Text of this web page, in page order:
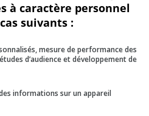
au palais de justice de
est attendue
à caractère personnel
suivants :
mesure de performance des
d’audience et développement de
informations sur un appareil